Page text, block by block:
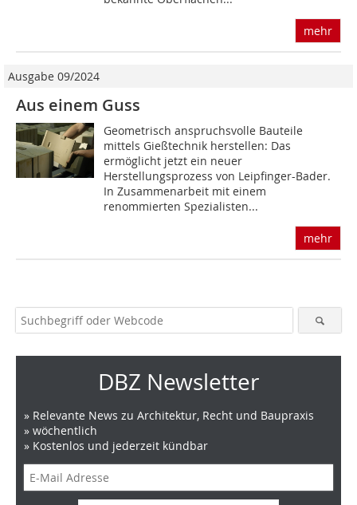
mehr
Ausgabe 09/2024
Aus einem Guss
Geometrisch anspruchsvolle Bauteile
mittels Gießtechnik herstellen: Das
ermöglicht jetzt ein neuer
Herstellungsprozess von Leipfinger-Bader.
In Zusammenarbeit mit einem
renommierten Spezialisten...
mehr
DBZ Newsletter
» Relevante News zu Architektur, Recht und Baupraxis
» wöchentlich
» Kostenlos und jederzeit kündbar